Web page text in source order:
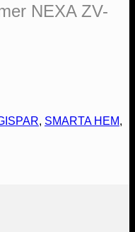
NEXA ZV-
, SMARTA HEM,